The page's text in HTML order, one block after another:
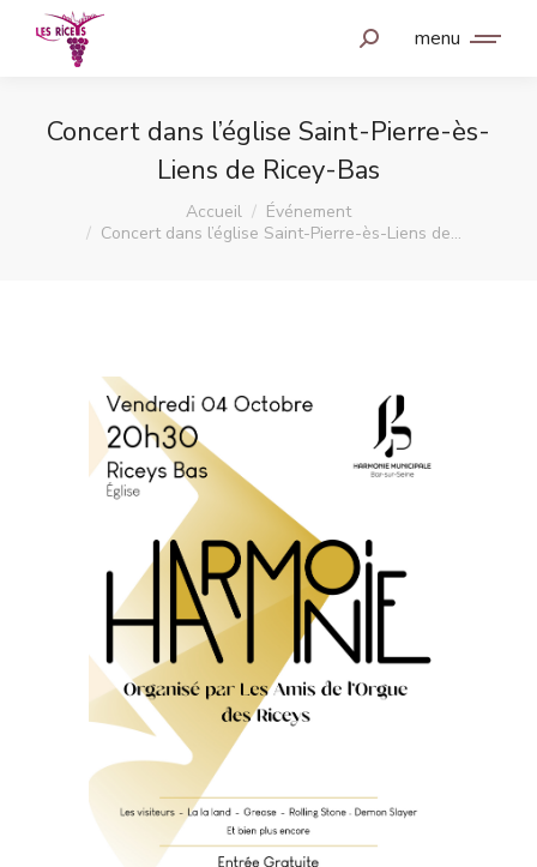
menu
Concert dans l’église Saint-Pierre-ès-
Liens de Ricey-Bas
Accueil
Événement
Concert dans l’église Saint-Pierre-ès-Liens de…